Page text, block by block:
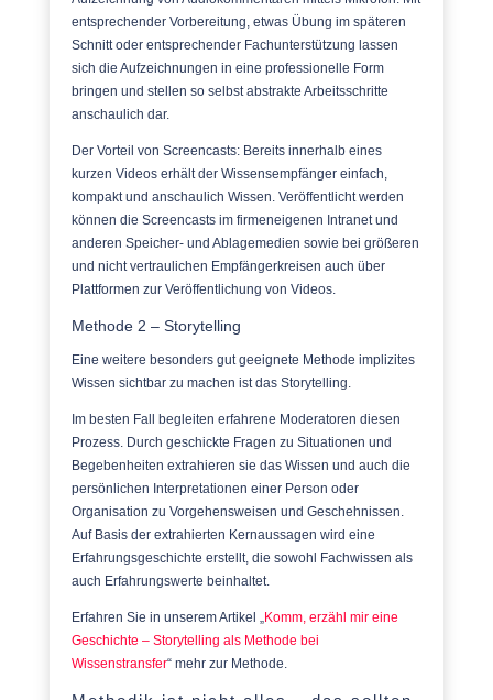
entsprechender Vorbereitung, etwas Übung im späteren
Schnitt oder entsprechender Fachunterstützung lassen
sich die Aufzeichnungen in eine professionelle Form
bringen und stellen so selbst abstrakte Arbeitsschritte
anschaulich dar.
Der Vorteil von Screencasts: Bereits innerhalb eines
kurzen Videos erhält der Wissensempfänger einfach,
kompakt und anschaulich Wissen. Veröffentlicht werden
können die Screencasts im firmeneigenen Intranet und
anderen Speicher- und Ablagemedien sowie bei größeren
und nicht vertraulichen Empfängerkreisen auch über
Plattformen zur Veröffentlichung von Videos.
Methode 2 – Storytelling
Eine weitere besonders gut geeignete Methode implizites
Wissen sichtbar zu machen ist das Storytelling.
Im besten Fall begleiten erfahrene Moderatoren diesen
Prozess. Durch geschickte Fragen zu Situationen und
Begebenheiten extrahieren sie das Wissen und auch die
persönlichen Interpretationen einer Person oder
Organisation zu Vorgehensweisen und Geschehnissen.
Auf Basis der extrahierten Kernaussagen wird eine
Erfahrungsgeschichte erstellt, die sowohl Fachwissen als
auch Erfahrungswerte beinhaltet.
Erfahren Sie in unserem Artikel „Komm, erzähl mir eine
Geschichte – Storytelling als Methode bei
Wissenstransfer“ mehr zur Methode.